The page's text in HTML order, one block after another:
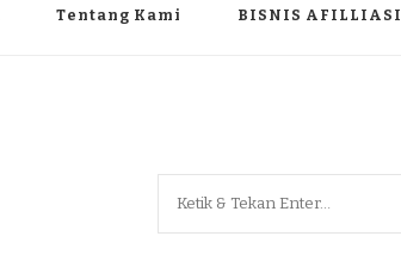
Tentang Kami BISNIS AFILLIASI